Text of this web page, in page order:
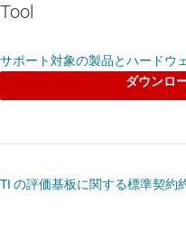
Tool
サポート対象の製品とハードウ
ダウンロ
TI の評価基板に関する標準契約